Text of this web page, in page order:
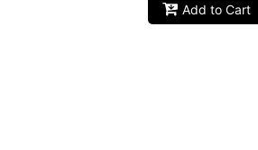
Add to Cart